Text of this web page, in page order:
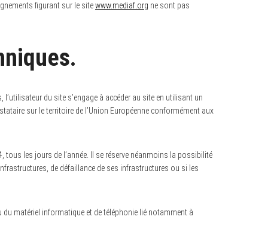
figurant sur le sitewww.mediaf.org ne sont pas
du site s’engage à accéder au site en utilisant un
sur le territoire de l’Union Européenne conformément aux
tous les jours de l’année. Il se réserve néanmoins la possibilité
de défaillance de ses infrastructures ou si les
matériel informatique et de téléphonie lié notamment à